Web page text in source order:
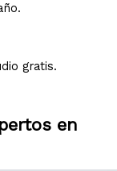
gratis.
en